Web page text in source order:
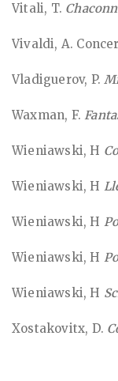
Vitali, T.
Vivaldi, A.
Vladiguerov, P.
Waxman, F.
Wieniawski, H
Wieniawski, H
Wieniawski, H
Wieniawski, H
Wieniawski, H
Xostakovitx, D.